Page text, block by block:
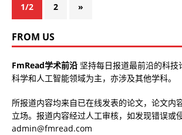
1/2 2 »
FROM US
FmRead学术前沿 坚持每日报道最前沿的科技
科学和人工智能领域为主，亦涉及其他学科。
所报道内容均来自已在线发表的论文，论文内
立场。报道内容经过人工审核，如发现错误或
admin@fmread.com